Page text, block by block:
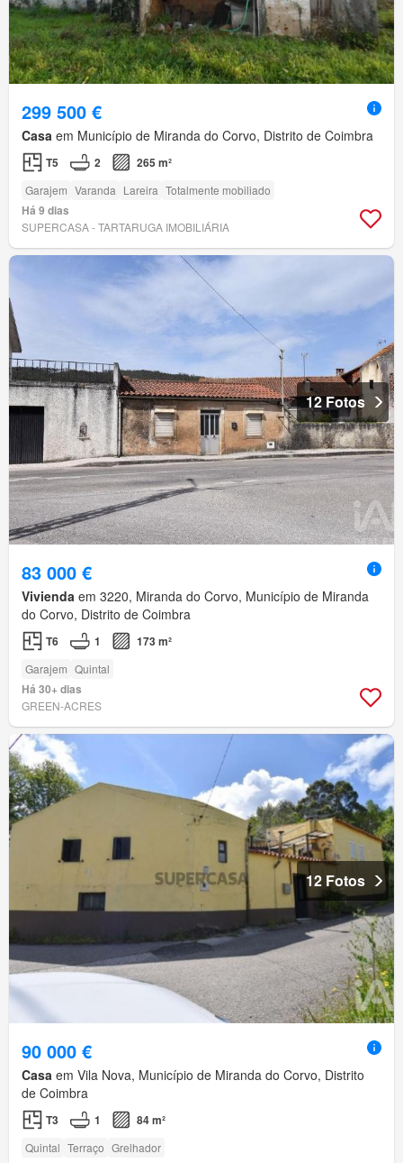
299 500 €
Casa em Município de Miranda do Corvo, Distrito de Coimbra
T5 2 265 m²
Garajem Varanda Lareira Totalmente mobiliado
Há 9 dias
SUPERCASA - TARTARUGA IMOBILIÁRIA
12 Fotos
83 000 €
Vivienda em 3220, Miranda do Corvo, Município de Miranda
do Corvo, Distrito de Coimbra
T6 1 173 m²
Garajem Quintal
Há 30+ dias
GREEN-ACRES
12 Fotos
90 000 €
Casa em Vila Nova, Município de Miranda do Corvo, Distrito
de Coimbra
T3 1 84 m²
Quintal Terraço Grelhador